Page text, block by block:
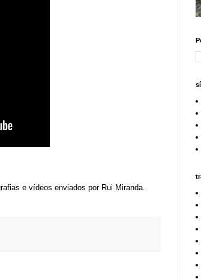
e vídeos enviados por Rui Miranda.